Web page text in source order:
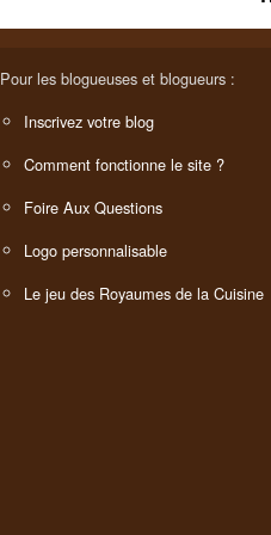
Pour les blogueuses et blogueurs :
Inscrivez votre blog
Comment fonctionne le site ?
Foire Aux Questions
Logo personnalisable
Le jeu des Royaumes de la Cuisine